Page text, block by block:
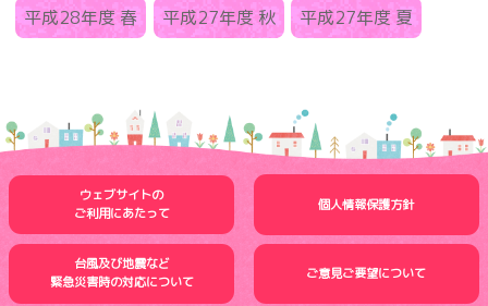
平成28年度 春 平成27年度 秋 平成27年度 夏
ウェブサイトの
ご利用にあたって
個人情報保護方針
台風及び地震など
緊急災害時の対応について
ご意見ご要望について